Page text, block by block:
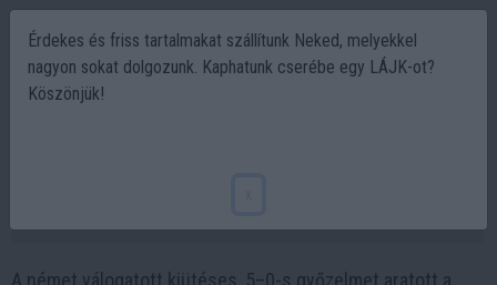
A német válogatott kiütéses, 5–0-s győzelmet aratott a
Érdekes és friss tartalmakat szállítunk Neked, melyekkel
nagyon sokat dolgozunk. Kaphatunk cserébe egy LÁJK-ot?
Köszönjük!